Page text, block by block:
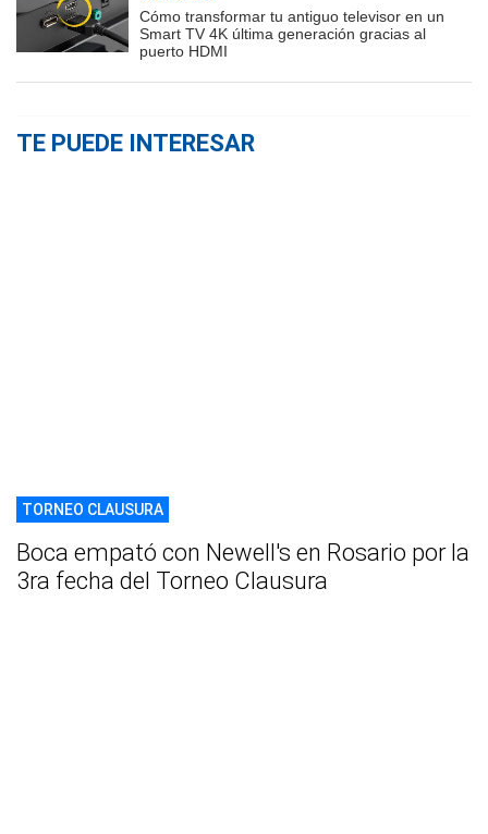
Cómo transformar tu antiguo televisor en un
Smart TV 4K última generación gracias al
puerto HDMI
TE PUEDE INTERESAR
TORNEO CLAUSURA
Boca empató con Newell's en Rosario por la
3ra fecha del Torneo Clausura